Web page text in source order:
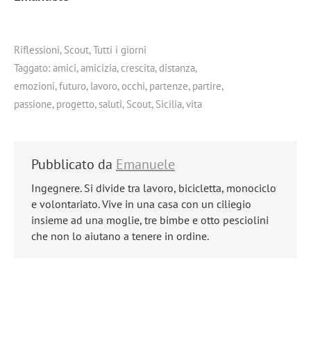
Riflessioni, Scout,Tutti i giorni
Taggato: amici,amicizia,crescita,distanza,
emozioni,futuro, lavoro,occhi, partenze, partire,
passione, progetto,saluti, Scout, Sicilia,vita
Pubblicato da Emanuele
Ingegnere. Si divide tra lavoro, bicicletta, monociclo
e volontariato. Vive in una casa con un ciliegio
insieme ad una moglie, tre bimbe e otto pesciolini
che non lo aiutano a tenere in ordine.